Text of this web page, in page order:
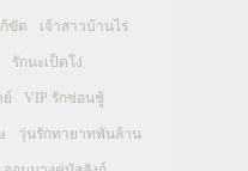
ขัด เจ้าสาวบ้านไร่
รักนะเป็ดโง่
ย์ VIP รักซ่อนชู้
วุ่นรักทายาทพันล้าน